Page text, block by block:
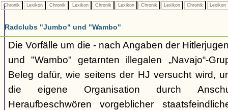
Chronik Lexikon Chronik Lexikon Chronik Lexikon Chronik Lexikon Chronik Lexikon
Radclubs "Jumbo" und "Wambo"
Die Vorfälle um die - nach Angaben der
und "Wambo" getarnten illegalen „Navajo“-
Beleg dafür, wie seitens der HJ versucht wird,
die eigene Organisation durch
Heraufbeschwören vorgeblicher